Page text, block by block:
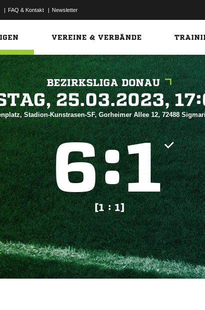
| FAQ & Kontakt | Newsletter
VEREINE & VERBÄNDE
BEZIRKSLIGA DONAU

Stadion-Kunstrasen-SF, Gorheimer Allee 12, 72488
:
[1 : 1]